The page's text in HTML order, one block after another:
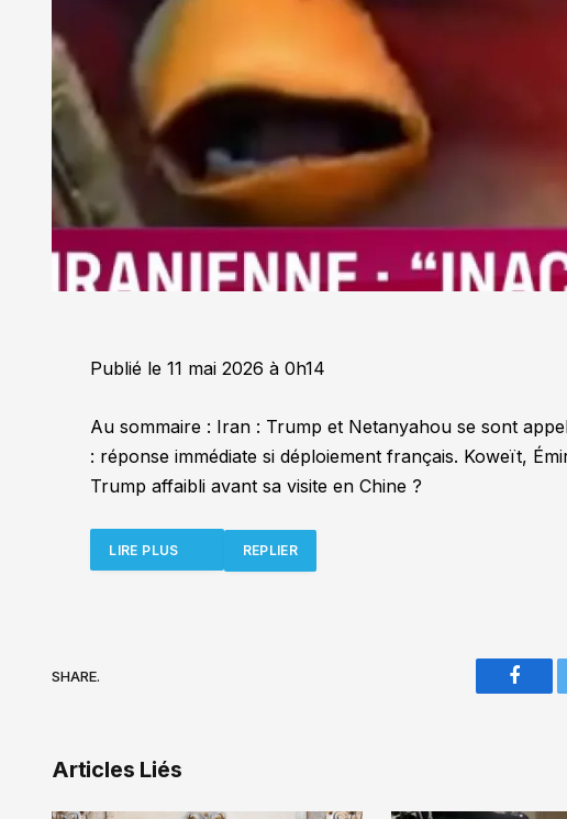
Publié le11 mai 2026 à 0h14
Au sommaire : Iran : Trump et Netanyahou se sont
: réponse immédiate si déploiement français. Koweït,
Trump affaibli avant sa visite en Chine ?
LIRE PLUS REPLIER
SHARE.
Articles Liés